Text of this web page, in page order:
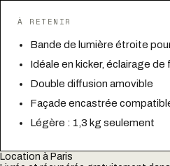
À RETENIR
Bande de lumière étroite
Idéale en kicker, éclairage
Double diffusion amovible
Façade encastrée
Légère : 1,3 kg seulement
Location à Paris